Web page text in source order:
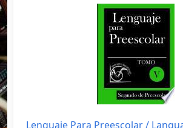
Lenguaje Para Preescolar /